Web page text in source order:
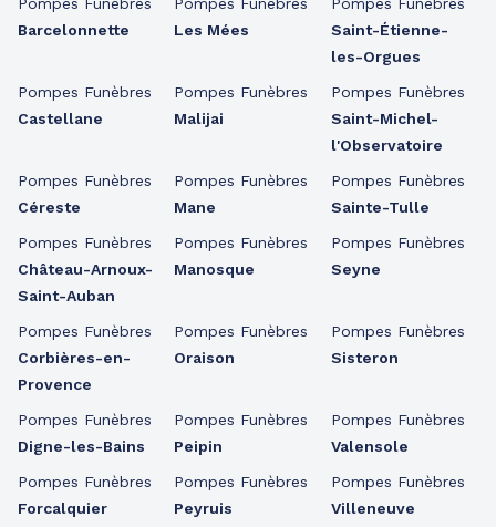
Barcelonnette
Pompes Funèbres
Castellane
Pompes Funèbres
Céreste
Pompes Funèbres
Château-Arnoux-
Saint-Auban
Pompes Funèbres
Corbières-en-
Provence
Pompes Funèbres
Digne-les-Bains
Pompes Funèbres
Forcalquier
Les Mées
Pompes Funèbres
Malijai
Pompes Funèbres
Mane
Pompes Funèbres
Manosque
Pompes Funèbres
Oraison
Pompes Funèbres
Peipin
Pompes Funèbres
Peyruis
Saint-Étienne-
les-Orgues
Pompes Funèbres
Saint-Michel-
l'Observatoire
Pompes Funèbres
Sainte-Tulle
Pompes Funèbres
Seyne
Pompes Funèbres
Sisteron
Pompes Funèbres
Valensole
Pompes Funèbres
Villeneuve